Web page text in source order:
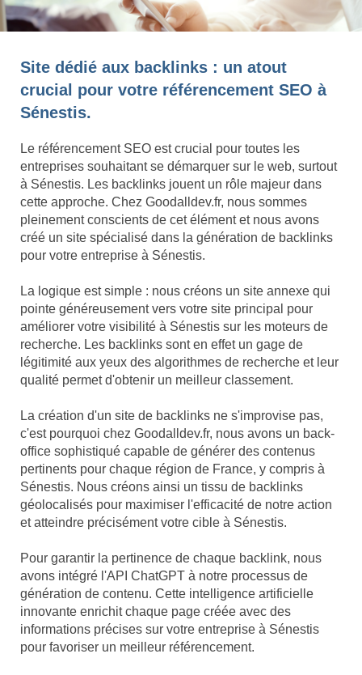
Site dédié aux backlinks : un atout
crucial pour votre référencement SEO à
Sénestis.
Le référencement SEO est crucial pour toutes les
entreprises souhaitant se démarquer sur le web, surtout
à Sénestis. Les backlinks jouent un rôle majeur dans
cette approche. Chez Goodalldev.fr, nous sommes
pleinement conscients de cet élément et nous avons
créé un site spécialisé dans la génération de backlinks
pour votre entreprise à Sénestis.
La logique est simple : nous créons un site annexe qui
pointe généreusement vers votre site principal pour
améliorer votre visibilité à Sénestis sur les moteurs de
recherche. Les backlinks sont en effet un gage de
légitimité aux yeux des algorithmes de recherche et leur
qualité permet d'obtenir un meilleur classement.
La création d'un site de backlinks ne s'improvise pas,
c'est pourquoi chez Goodalldev.fr, nous avons un back-
office sophistiqué capable de générer des contenus
pertinents pour chaque région de France, y compris à
Sénestis. Nous créons ainsi un tissu de backlinks
géolocalisés pour maximiser l'efficacité de notre action
et atteindre précisément votre cible à Sénestis.
Pour garantir la pertinence de chaque backlink, nous
avons intégré l'API ChatGPT à notre processus de
génération de contenu. Cette intelligence artificielle
innovante enrichit chaque page créée avec des
informations précises sur votre entreprise à Sénestis
pour favoriser un meilleur référencement.